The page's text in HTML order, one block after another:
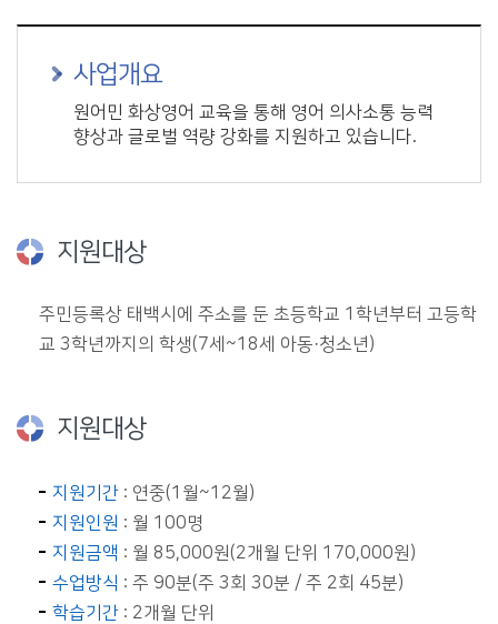
사업개요
원어민 화상영어 교육을 통해 영어 의사소통 능력
향상과 글로벌 역량 강화를 지원하고 있습니다.
지원대상
주민등록상 태백시에 주소를 둔 초등학교 1학년부터 고등학
교 3학년까지의 학생(7세~18세 아동·청소년)
지원대상
지원기간: 연중(1월~12월)
지원인원 : 월 100명
지원금액 : 월 85,000원(2개월 단위 170,000원)
수업방식 : 주 90분(주 3회 30분 / 주 2회 45분)
학습기간: 2개월 단위